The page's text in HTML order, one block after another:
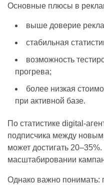
Основные плюсы в
выше доверие
стабильная
возможность
прогрева;
более низкая
при активной базе.
По статистике digital-
подписчика между
может достигать
масштабировании
Однако важно понимать: